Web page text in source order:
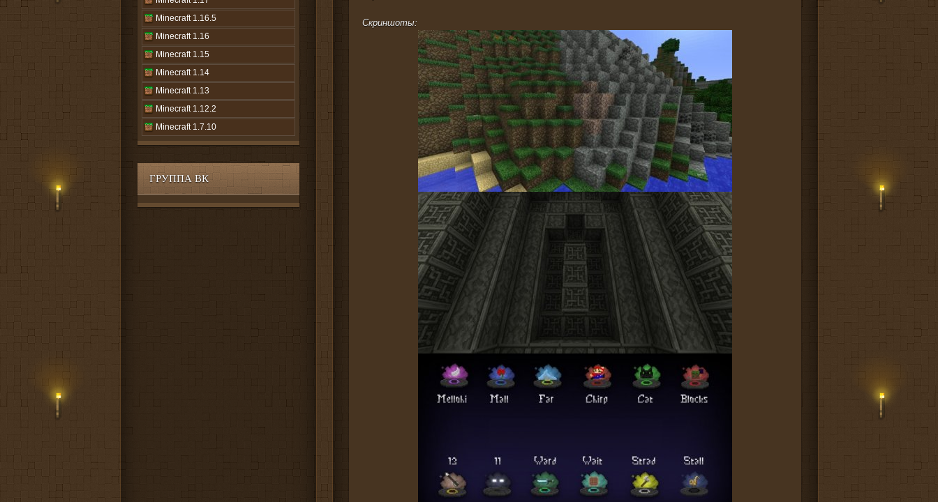
Minecraft 1.16.5
Minecraft 1.16
Minecraft 1.15
Minecraft 1.14
Minecraft 1.13
Minecraft 1.12.2
Minecraft 1.7.10
ГРУППА ВК
Скриншоты: